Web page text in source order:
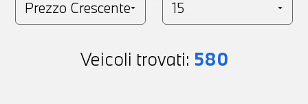
Veicoli trovati: 580